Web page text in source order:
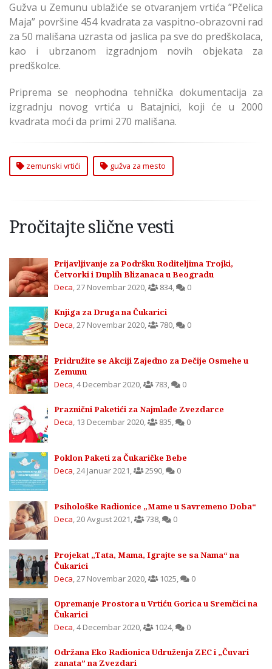
Gužva u Zemunu ublažiće se otvaranjem vrtića ”Pčelica
Maja” površine 454 kvadrata za vaspitno-obrazovni rad
za 50 mališana uzrasta od jaslica pa sve do predškolaca,
kao i ubrzanom izgradnjom novih objekata za
predškolce.
Priprema se neophodna tehnička dokumentacija za
izgradnju novog vrtića u Batajnici, koji će u 2000
kvadrata moći da primi 270 mališana.
zemunski vrtići gužva za mesto
Pročitajte slične vesti
Prijavljivanje za Podršku Roditeljima Trojki,
Četvorki i Duplih Blizanaca u Beogradu
Deca,27 Novembar 2020, 834, 0
Knjiga za Druga na Čukarici
Deca,27 Novembar 2020, 780, 0
Pridružite se Akciji Zajedno za Dečije Osmehe u
Zemunu
Deca,4 Decembar 2020, 783, 0
Praznični Paketići za Najmlađe Zvezdarce
Deca, 13 Decembar 2020, 835, 0
Poklon Paketi za Čukaričke Bebe
Deca,24 Januar 2021, 2590, 0
Psihološke Radionice „Mame u Savremeno Doba“
Deca,20 Avgust 2021, 738, 0
Projekat „Tata, Mama, Igrajte se sa Nama“ na
Čukarici
Deca,27 Novembar 2020, 1025, 0
Opremanje Prostora u Vrtiću Gorica u Sremčici na
Čukarici
Deca,4 Decembar 2020, 1024, 0
Održana Eko Radionica Udruženja ZEC i „Čuvari
zanata” na Zvezdari